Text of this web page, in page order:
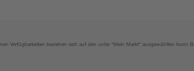
Verfügbarkeiten beziehen sich auf den unter "Mein Markt" ausgewählten toom